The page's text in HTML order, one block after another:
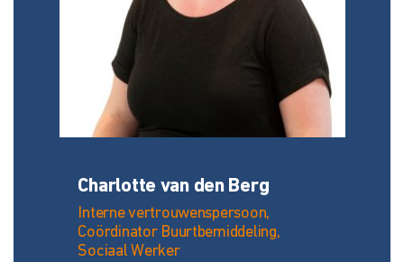
Charlotte van den Berg
Interne vertrouwenspersoon,
Coördinator Buurtbemiddeling,
Sociaal Werker